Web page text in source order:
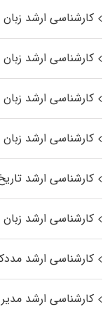
کارشناسی ارشد زبان
کارشناسی ارشد
کارشناسی ارشد
کارشناسی ارشد زبان
کارشناسی ارشد
کارشناسی ارشد زبان
کارشناسی ارشد
کارشناسی ارشد